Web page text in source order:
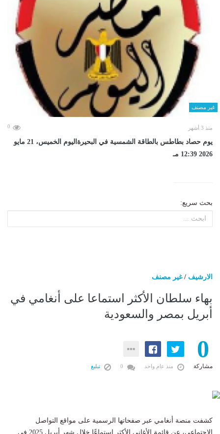
غير مصنف
منذ 3 أشهر 0
يوم حصاد بطاطس بالطاقة الشمسية في البحيرةاليوم الخميس، 21 مايو
2026 12:39 مـ
بحث سريع:
الارشيف /غير مصنف
بهاء سلطان الأكثر استماعا على أنغامي في
أبريل بمصر والسعودية
0
مشاركة منذ عام واحد تبليغ
كشفت منصة أنغامي عبر صفحاتها الرسمية على مواقع التواصل
الاجتماعي، عن قائمة الأغاني الأكثر استماعًا خلال شهر أبريل 2025 في